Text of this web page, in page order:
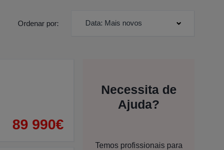
Ordenar por: Data: Mais novos
89 990€
Necessita de
Ajuda?
Temos profissionais para